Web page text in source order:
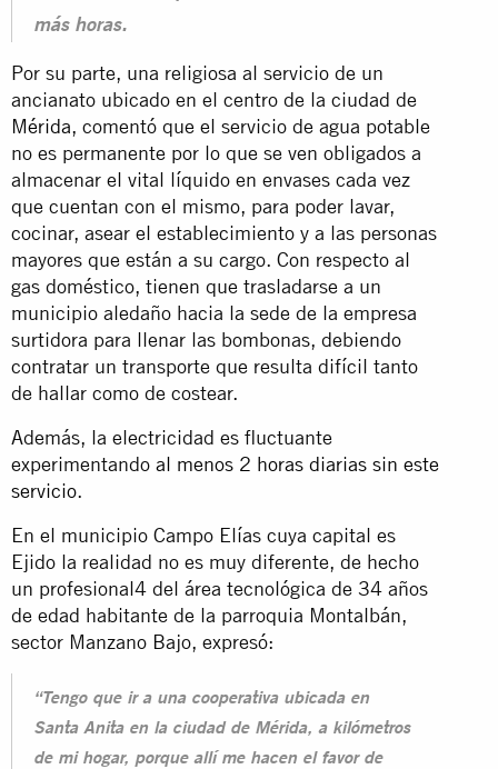
más horas.
Por su parte, una religiosa al servicio de un
ancianato ubicado en el centro de la ciudad de
Mérida, comentó que el servicio de agua potable
no es permanente por lo que se ven obligados a
almacenar el vital líquido en envases cada vez
que cuentan con el mismo, para poder lavar,
cocinar, asear el establecimiento y a las personas
mayores que están a su cargo. Con respecto al
gas doméstico, tienen que trasladarse a un
municipio aledaño hacia la sede de la empresa
surtidora para llenar las bombonas, debiendo
contratar un transporte que resulta difícil tanto
de hallar como de costear.
Además, la electricidad es fluctuante
experimentando al menos 2 horas diarias sin este
servicio.
En el municipio Campo Elías cuya capital es
Ejido la realidad no es muy diferente, de hecho
un profesional4 del área tecnológica de 34 años
de edad habitante de la parroquia Montalbán,
sector Manzano Bajo, expresó:
“Tengo que ir a una cooperativa ubicada en
Santa Anita en la ciudad de Mérida, a kilómetros
de mi hogar, porque allí me hacen el favor de